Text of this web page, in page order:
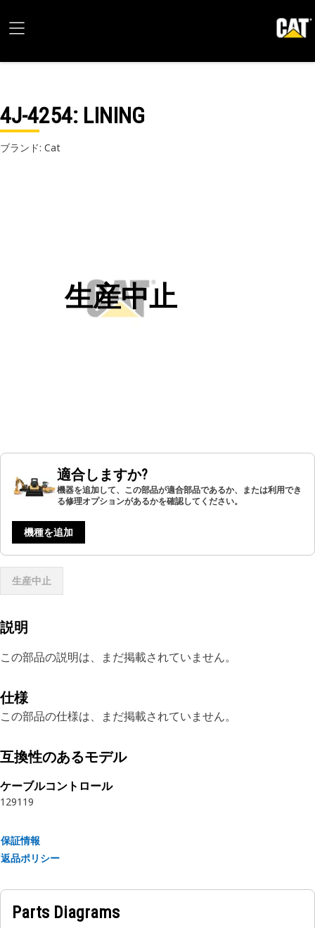
4J-4254: LINING
ブランド: Cat
生産中止
適合しますか?
機器を追加して、この部品が適合部品であるか、または利用でき
る修理オプションがあるかを確認してください。
機種を追加
生産中止
説明
この部品の説明は、まだ掲載されていません。
仕様
この部品の仕様は、まだ掲載されていません。
互換性のあるモデル
ケーブルコントロール
129119
保証情報
返品ポリシー
Parts Diagrams